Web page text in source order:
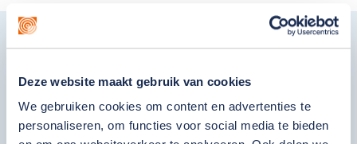
Deze website maakt gebruik van cookies
We gebruiken cookies om content en advertenties te
personaliseren, om functies voor social media te bieden
Gebouw en omgeving
Het gebouw van De Beukenoot bevindt zich op
het terrein van Swetterhage in Zoeterwoude. De